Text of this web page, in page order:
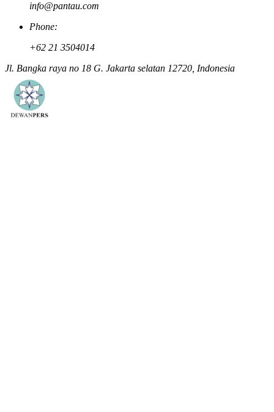
info@pantau.com
Phone:
+62 21 3504014
Jl. Bangka raya no 18 G. Jakarta selatan 12720, Indonesia